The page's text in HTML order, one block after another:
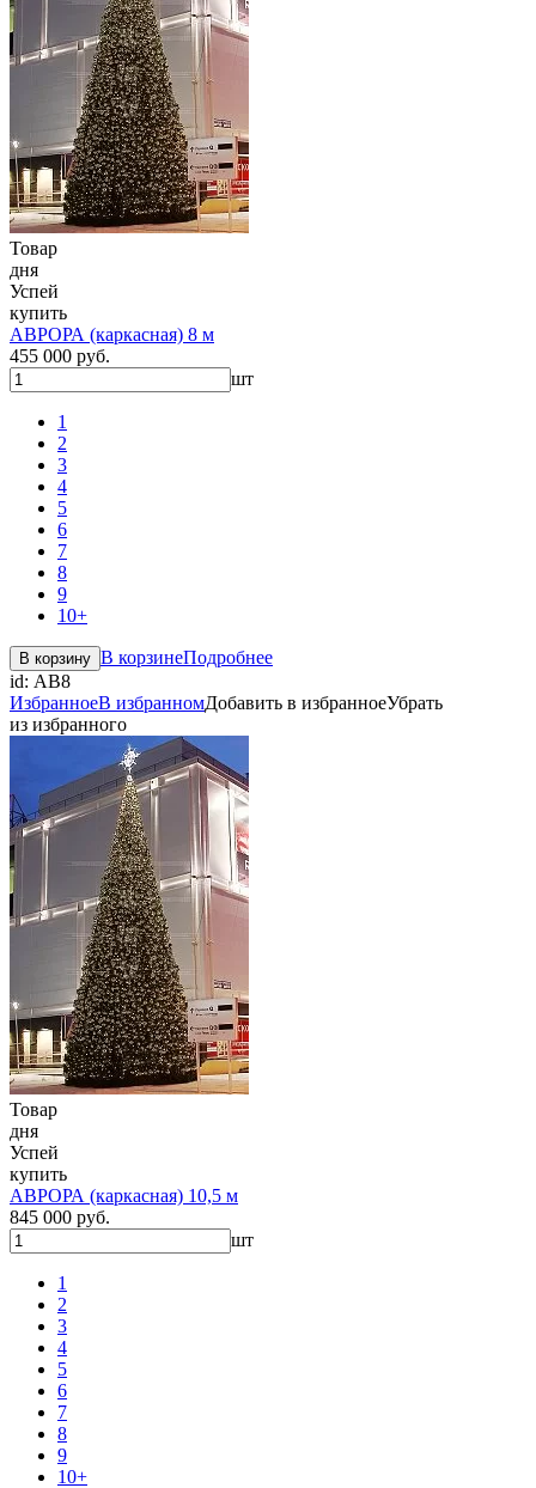
Товар
дня
Успей
купить
АВРОРА (каркасная) 8 м
455 000 руб.
шт
1
2
3
4
5
6
7
8
9
10+
В корзину В корзинеПодробнее
id: АВ8
ИзбранноеВ избранномДобавить в избранноеУбрать
из избранного
Товар
дня
Успей
купить
АВРОРА (каркасная) 10,5 м
845 000 руб.
шт
1
2
3
4
5
6
7
8
9
10+